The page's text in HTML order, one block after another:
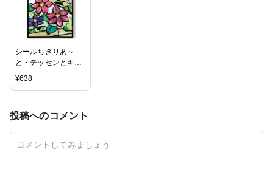
シールちぎりあ～
と・テッセンとキビ
タキ
¥638
投稿へのコメント